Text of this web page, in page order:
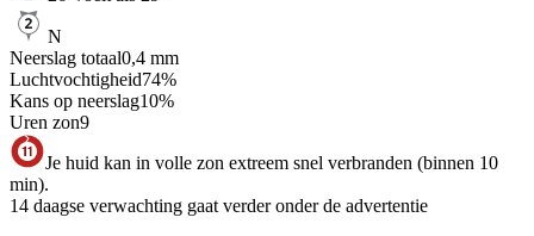
N
Neerslag totaal0,4 mm
Luchtvochtigheid74%
Kans op neerslag10%
Uren zon9
Je huid kan in volle zon extreem snel verbranden (binnen 10
min).
14 daagse verwachting gaat verder onder de advertentie